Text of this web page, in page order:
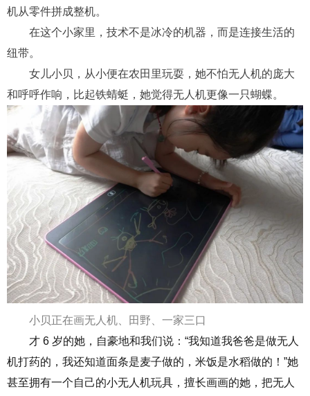
机从零件拼成整机。
在这个小家里，技术不是冰冷的机器，而是连接生活的
纽带。
女儿小贝，从小便在农田里玩耍，她不怕无人机的庞大
和呼呼作响，比起铁蜻蜓，她觉得无人机更像一只蝴蝶。
小贝正在画无人机、田野、一家三口
才 6 岁的她，自豪地和我们说 ： “我知道我爸爸是做无人
机打药的，我还知道面条是麦子做的，米饭是水稻做的 ！ ”她
甚至拥有一个自己的小无人机玩具，擅长画画的她，把无人